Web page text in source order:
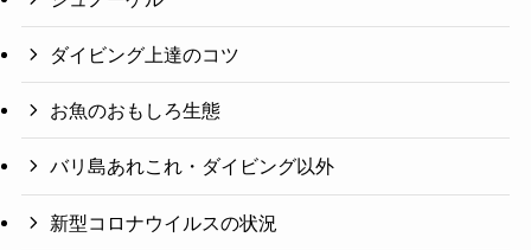
ダイビング上達のコツ
お魚のおもしろ生態
バリ島あれこれ・ダイビング以外
新型コロナウイルスの状況